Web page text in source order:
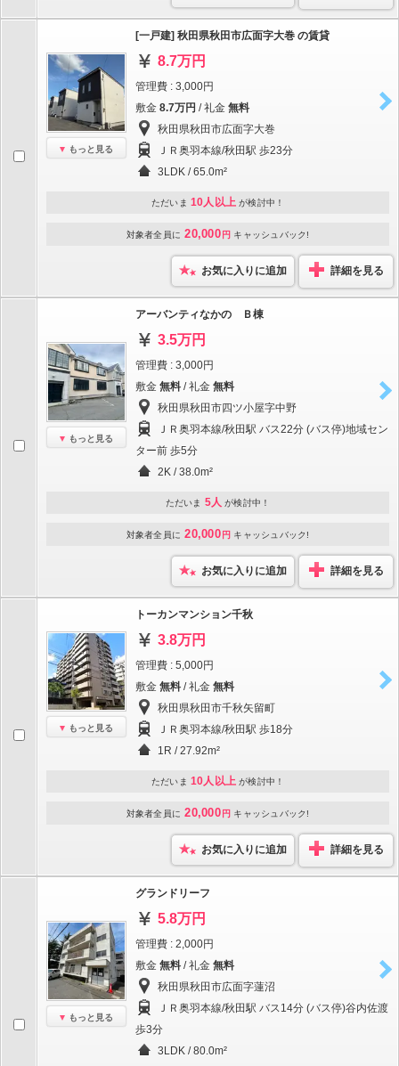
もっと見る
[一戸建] 秋田県秋田市広面字大巻 の賃貸
8.7万円
管理費 : 3,000円
敷金 8.7万円 / 礼金 無料
秋田県秋田市広面字大巻
ＪＲ奥羽本線/秋田駅 歩23分
3LDK / 65.0m²
ただいま 10人以上 が検討中！
対象者全員に 20,000 円 キャッシュバック!
お気に入りに追加 詳細を見る
もっと見る
アーバンティなかの Ｂ棟
3.5万円
管理費 : 3,000円
敷金 無料 / 礼金 無料
秋田県秋田市四ツ小屋字中野
ＪＲ奥羽本線/秋田駅 バス22分 (バス停)地域セン
ター前 歩5分
2K / 38.0m²
ただいま 5人 が検討中！
対象者全員に 20,000 円 キャッシュバック!
お気に入りに追加 詳細を見る
もっと見る
トーカンマンション千秋
3.8万円
管理費 : 5,000円
敷金 無料 / 礼金 無料
秋田県秋田市千秋矢留町
ＪＲ奥羽本線/秋田駅 歩18分
1R / 27.92m²
ただいま 10人以上 が検討中！
対象者全員に 20,000 円 キャッシュバック!
お気に入りに追加 詳細を見る
もっと見る
グランドリーフ
5.8万円
管理費 : 2,000円
敷金 無料 / 礼金 無料
秋田県秋田市広面字蓮沼
ＪＲ奥羽本線/秋田駅 バス14分 (バス停)谷内佐渡
歩3分
3LDK / 80.0m²